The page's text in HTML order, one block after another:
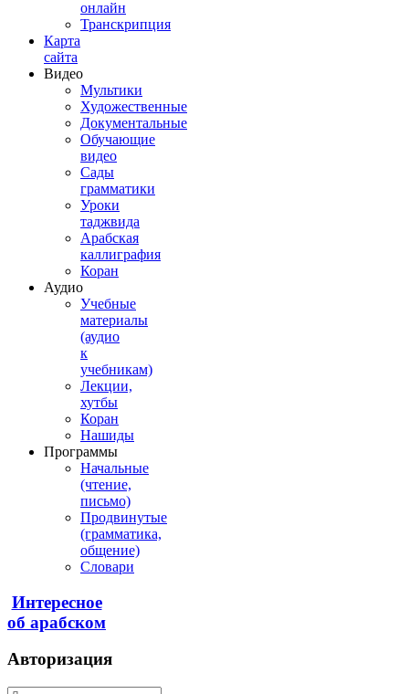
онлайн
Транскрипция
Карта
сайта
Видео
Мультики
Художественные
Документальные
Обучающие
видео
Сады
грамматики
Уроки
таджвида
Арабская
каллиграфия
Коран
Аудио
Учебные
материалы
(аудио
к
учебникам)
Лекции,
хутбы
Коран
Нашиды
Программы
Начальные
(чтение,
письмо)
Продвинутые
(грамматика,
общение)
Словари
Интересное
об арабском
Авторизация